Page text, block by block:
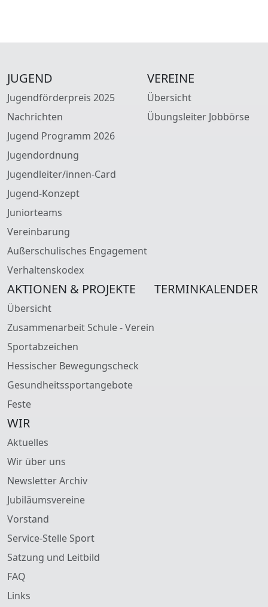
JUGEND
Jugendförderpreis 2025
Nachrichten
Jugend Programm 2026
Jugendordnung
Jugendleiter/innen-Card
Jugend-Konzept
Juniorteams
Vereinbarung
Außerschulisches Engagement
Verhaltenskodex
VEREINE
Übersicht
Übungsleiter Jobbörse
AKTIONEN & PROJEKTE
Übersicht
Zusammenarbeit Schule - Verein
Sportabzeichen
Hessischer Bewegungscheck
Gesundheitssportangebote
Feste
TERMINKALENDER
WIR
Aktuelles
Wir über uns
Newsletter Archiv
Jubiläumsvereine
Vorstand
Service-Stelle Sport
Satzung und Leitbild
FAQ
Links